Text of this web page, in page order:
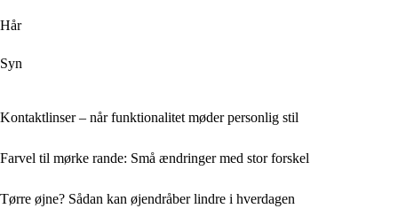
Hår
Syn
Kontaktlinser – når funktionalitet møder personlig stil
Farvel til mørke rande: Små ændringer med stor forskel
Tørre øjne? Sådan kan øjendråber lindre i hverdagen